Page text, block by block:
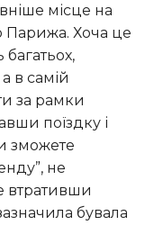
місце на
Парижа. Хоча це
в самій
за рамки
поїздку і
зможете
не
втративши
бувала